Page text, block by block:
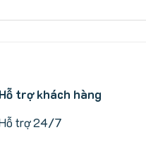
Hỗ trợ khách hàng
trợ 24/7